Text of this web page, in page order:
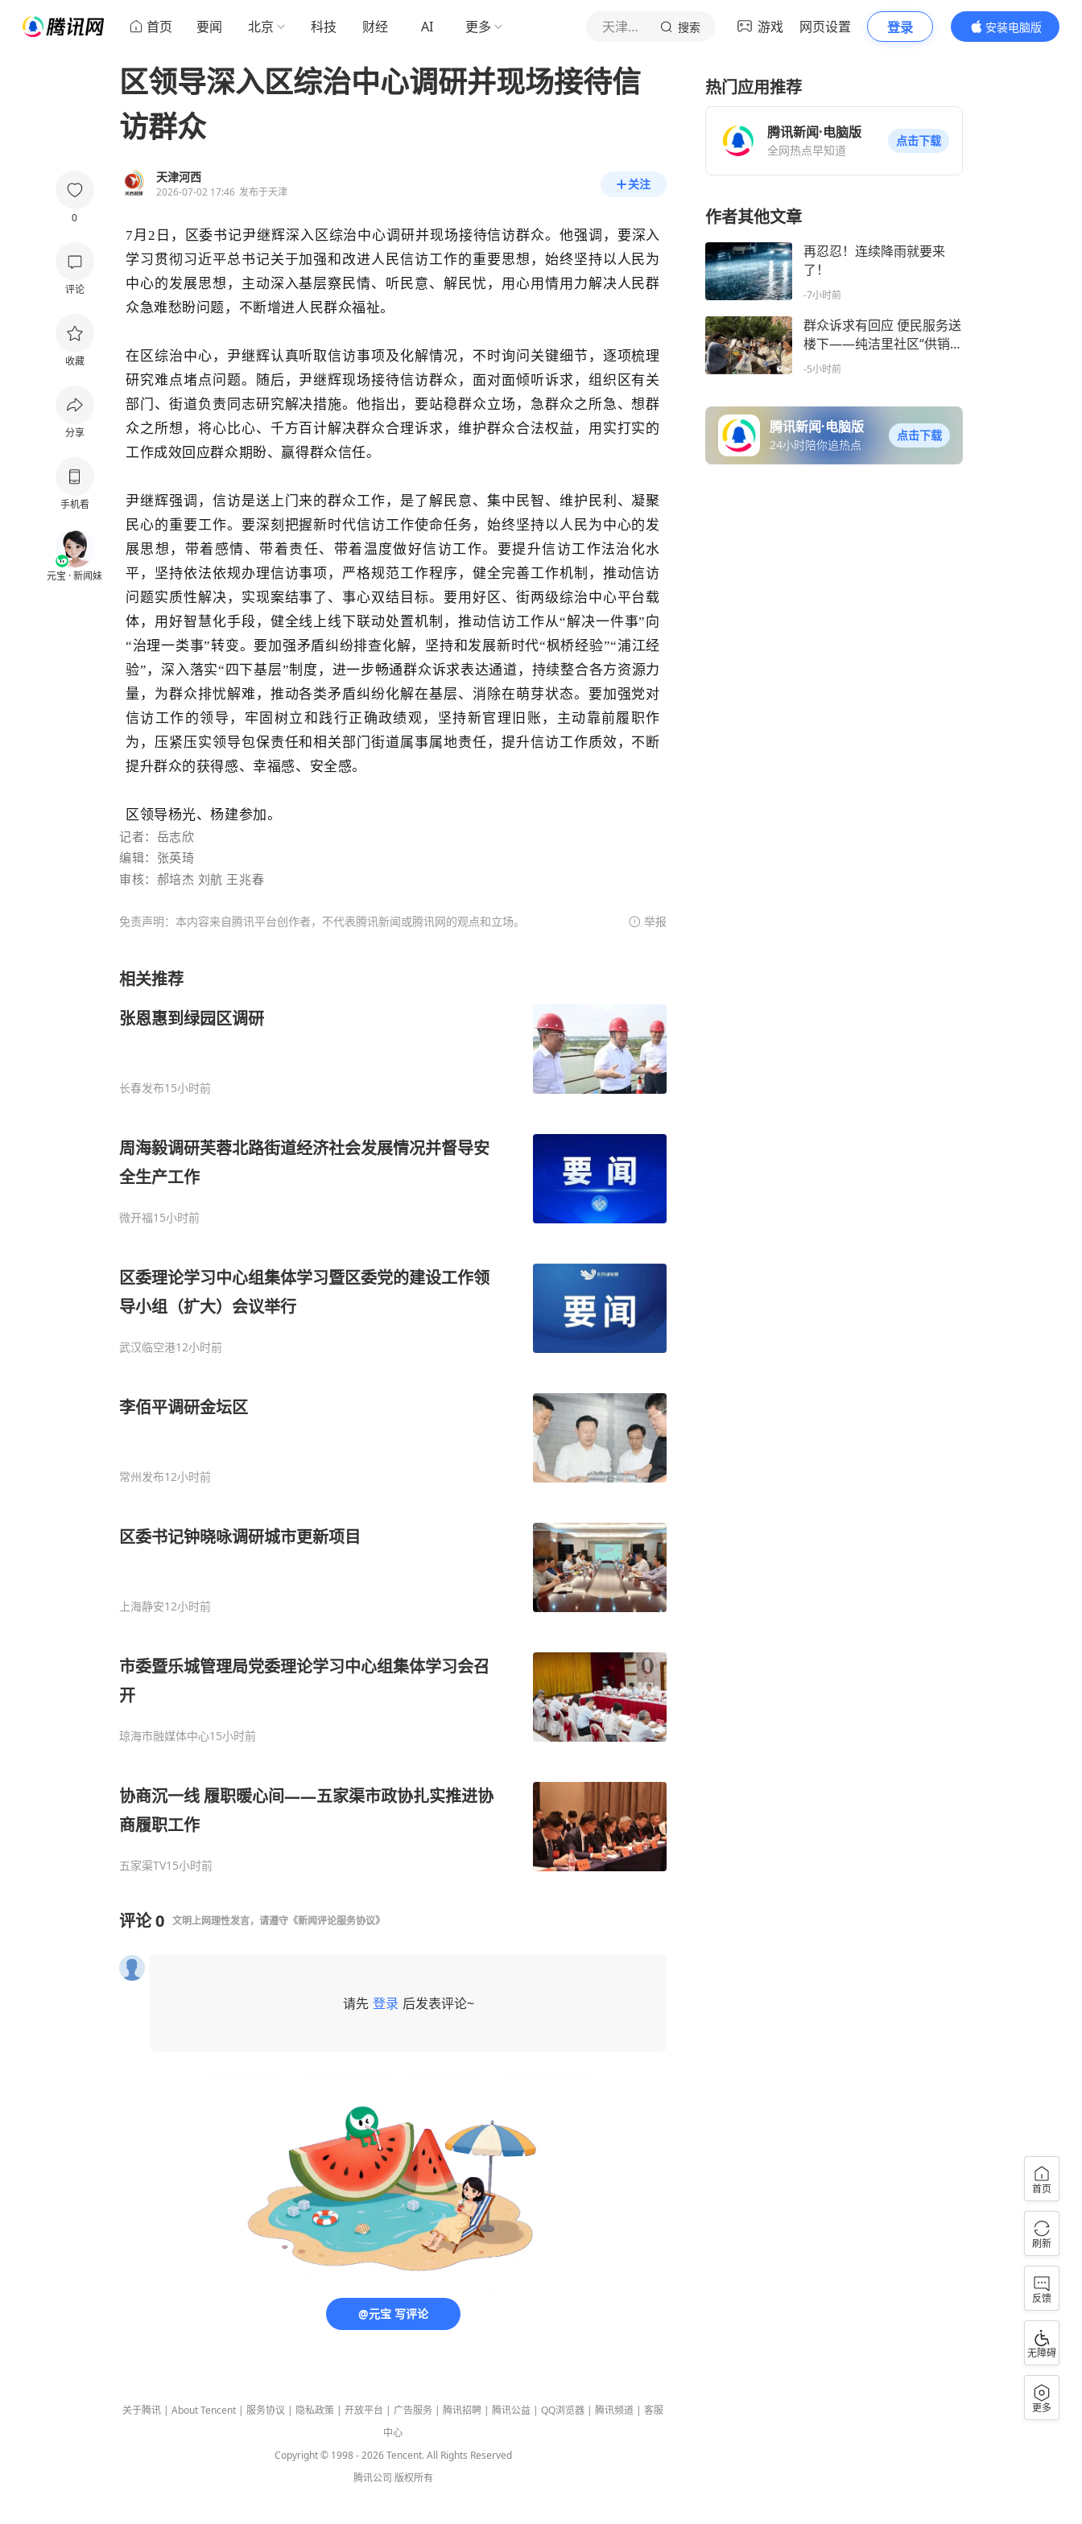
首页 要闻 北京 科技 财经 AI 更多 天津河西 搜索 游戏 网页设置 登录
安装电脑版
内容更精彩
0
评论
收藏
分享
手机看
元宝 · 新闻妹
区领导深入区综治中心调研并现场接待信
访群众
天津河西
2026-07-02 17:46 发布于天津
关注
7月 2 日，区委书记尹继辉深入区综治中心调研并现场接待信访群众。他强调，要深入
学习贯彻习近平总书记关于加强和改进人民信访工作的重要思想，始终坚持以人民为
中心的发展思想，主动深入基层察民情、听民意、解民忧，用心用情用力解决人民群
众急难愁盼问题，不断增进人民群众福祉。
在区综治中心，尹继辉认真听取信访事项及化解情况，不时询问关键细节，逐项梳理
研究难点堵点问题。随后，尹继辉现场接待信访群众，面对面倾听诉求，组织区有关
部门、街道负责同志研究解决措施。他指出，要站稳群众立场，急群众之所急、想群
众之所想，将心比心、千方百计解决群众合理诉求，维护群众合法权益，用实打实的
工作成效回应群众期盼、赢得群众信任。
尹继辉强调，信访是送上门来的群众工作，是了解民意、集中民智、维护民利、凝聚
民心的重要工作。要深刻把握新时代信访工作使命任务，始终坚持以人民为中心的发
展思想，带着感情、带着责任、带着温度做好信访工作。要提升信访工作法治化水
平，坚持依法依规办理信访事项，严格规范工作程序，健全完善工作机制，推动信访
问题实质性解决，实现案结事了、事心双结目标。要用好区、街两级综治中心平台载
体，用好智慧化手段，健全线上线下联动处置机制，推动信访工作从“解决一件事”向
“治理一类事”转变。要加强矛盾纠纷排查化解，坚持和发展新时代“枫桥经验”“浦江经
验”，深入落实“四下基层”制度，进一步畅通群众诉求表达通道，持续整合各方资源力
量，为群众排忧解难，推动各类矛盾纠纷化解在基层、消除在萌芽状态。要加强党对
信访工作的领导，牢固树立和践行正确政绩观，坚持新官理旧账，主动靠前履职作
为，压紧压实领导包保责任和相关部门街道属事属地责任，提升信访工作质效，不断
提升群众的获得感、幸福感、安全感。
区领导杨光、杨建参加。
记者：岳志欣
编辑： 张英琦
审核：郝培杰 刘航 王兆春
免责声明：本内容来自腾讯平台创作者，不代表腾讯新闻或腾讯网的观点和立场。 举报
相关推荐
张恩惠到绿园区调研
长春发布15小时前
周海毅调研芙蓉北路街道经济社会发展情况并督导安
全生产工作
微开福15小时前
区委理论学习中心组集体学习暨区委党的建设工作领
导小组（扩大）会议举行
武汉临空港12小时前
李佰平调研金坛区
常州发布12小时前
区委书记钟晓咏调研城市更新项目
上海静安12小时前
市委暨乐城管理局党委理论学习中心组集体学习会召
开
琼海市融媒体中心15小时前
协商沉一线 履职暖心间——五家渠市政协扎实推进协
商履职工作
五家渠TV15小时前
评论0 文明上网理性发言，请遵守 《新闻评论服务协议》
请先 登录 后发表评论~
@元宝 写评论
关于腾讯 | About Tencent | 服务协议 | 隐私政策 | 开放平台 | 广告服务 | 腾讯招聘 | 腾讯公益 | QQ浏览器 | 腾讯频道 | 客服
中心
Copyright © 1998 -2026Tencent. All Rights Reserved
腾讯公司 版权所有
热门应用推荐
腾讯新闻·电脑版
全网热点早知道
点击下载
作者其他文章
再忍忍！连续降雨就要来
了！
-7小时前
群众诉求有回应 便民服务送
楼下——纯洁里社区“供销蔬
菜大篷车”开张啦
-5小时前
腾讯新闻·电脑版
24小时陪你追热点
点击下载
首页
刷新
反馈
无障碍
更多